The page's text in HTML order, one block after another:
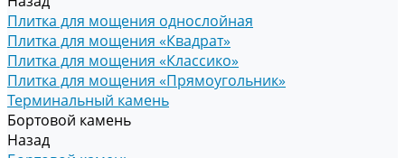
Плитка для мощения однослойная
Плитка для мощения «Квадрат»
Плитка для мощения «Классико»
Плитка для мощения «Прямоугольник»
Терминальный камень
Бортовой камень
Назад